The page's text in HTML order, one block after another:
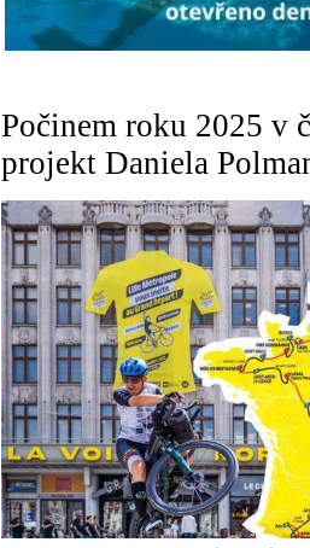
Počinem roku 2025 v
projekt Daniela